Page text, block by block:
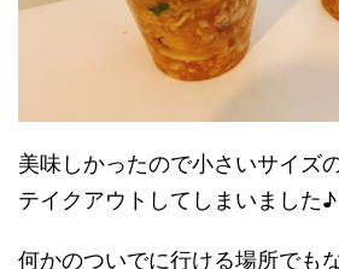
美味しかったので小さいサイズ
テイクアウトしてしまいました♪
何かのついでに行ける場所でも